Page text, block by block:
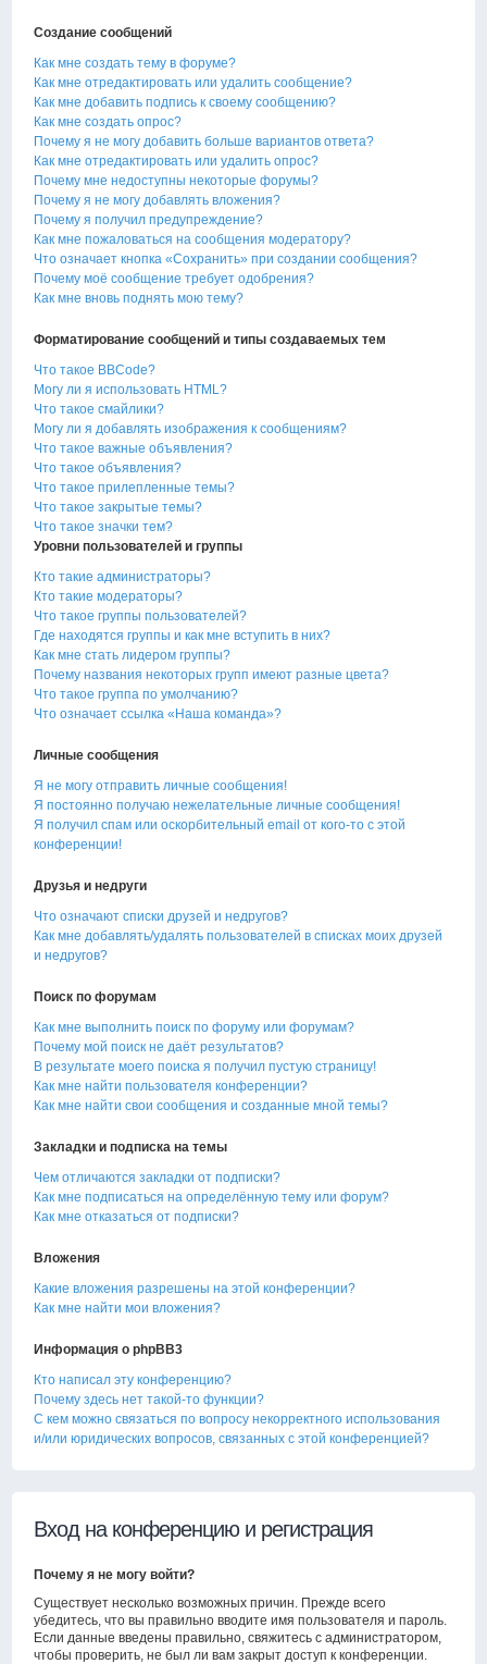
Создание сообщений
Как мне создать тему в форуме?
Как мне отредактировать или удалить сообщение?
Как мне добавить подпись к своему сообщению?
Как мне создать опрос?
Почему я не могу добавить больше вариантов ответа?
Как мне отредактировать или удалить опрос?
Почему мне недоступны некоторые форумы?
Почему я не могу добавлять вложения?
Почему я получил предупреждение?
Как мне пожаловаться на сообщения модератору?
Что означает кнопка «Сохранить» при создании сообщения?
Почему моё сообщение требует одобрения?
Как мне вновь поднять мою тему?
Форматирование сообщений и типы создаваемых тем
Что такое BBCode?
Могу ли я использовать HTML?
Что такое смайлики?
Могу ли я добавлять изображения к сообщениям?
Что такое важные объявления?
Что такое объявления?
Что такое прилепленные темы?
Что такое закрытые темы?
Что такое значки тем?
Уровни пользователей и группы
Кто такие администраторы?
Кто такие модераторы?
Что такое группы пользователей?
Где находятся группы и как мне вступить в них?
Как мне стать лидером группы?
Почему названия некоторых групп имеют разные цвета?
Что такое группа по умолчанию?
Что означает ссылка «Наша команда»?
Личные сообщения
Я не могу отправить личные сообщения!
Я постоянно получаю нежелательные личные сообщения!
Я получил спам или оскорбительный email от кого-то с этой
конференции!
Друзья и недруги
Что означают списки друзей и недругов?
Как мне добавлять/удалять пользователей в списках моих друзей
и недругов?
Поиск по форумам
Как мне выполнить поиск по форуму или форумам?
Почему мой поиск не даёт результатов?
В результате моего поиска я получил пустую страницу!
Как мне найти пользователя конференции?
Как мне найти свои сообщения и созданные мной темы?
Закладки и подписка на темы
Чем отличаются закладки от подписки?
Как мне подписаться на определённую тему или форум?
Как мне отказаться от подписки?
Вложения
Какие вложения разрешены на этой конференции?
Как мне найти мои вложения?
Информация о phpBB3
Кто написал эту конференцию?
Почему здесь нет такой-то функции?
С кем можно связаться по вопросу некорректного использования
и/или юридических вопросов, связанных с этой конференцией?
Вход на конференцию и регистрация
Почему я не могу войти?
Существует несколько возможных причин. Прежде всего
убедитесь, что вы правильно вводите имя пользователя и пароль.
Если данные введены правильно, свяжитесь с администратором,
чтобы проверить, не был ли вам закрыт доступ к конференции.